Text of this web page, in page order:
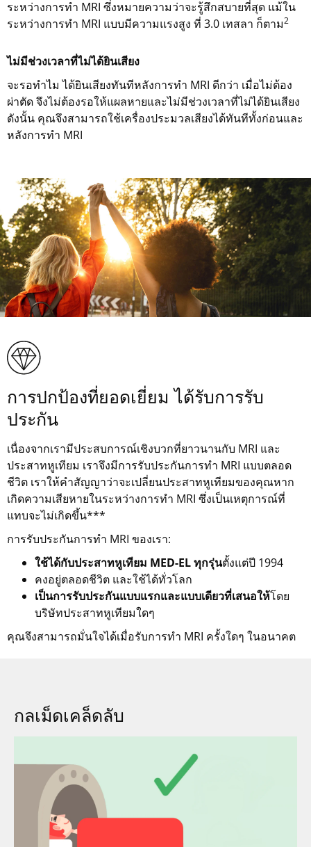
ระหว่างการทำ MRI ซึ่งหมายความว่าจะรู้สึกสบายที่สุด แม้ใน
ระหว่างการทำ MRI แบบมีความแรงสูง ที่ 3.0 เทสลา ก็ตาม2
ไม่มีช่วงเวลาที่ไม่ได้ยินเสียง
จะรอทำไม ได้ยินเสียงทันทีหลังการทำ MRI ดีกว่า เมื่อไม่ต้อง
ผ่าตัด จึงไม่ต้องรอให้แผลหายและไม่มีช่วงเวลาที่ไม่ได้ยินเสียง
ดังนั้น คุณจึงสามารถใช้เครื่องประมวลเสียงได้ทันทีทั้งก่อนและ
หลังการทำ MRI
การปกป้องที่ยอดเยี่ยม ได้รับการรับ
ประกัน
เนื่องจากเรามีประสบการณ์เชิงบวกที่ยาวนานกับ MRI และ
ประสาทหูเทียม เราจึงมีการรับประกันการทำ MRI แบบตลอด
ชีวิต เราให้คำสัญญาว่าจะเปลี่ยนประสาทหูเทียมของคุณหาก
เกิดความเสียหายในระหว่างการทำ MRI ซึ่งเป็นเหตุการณ์ที่
แทบจะไม่เกิดขึ้น***
การรับประกันการทำ MRI ของเรา:
ใช้ได้กับประสาทหูเทียม MED-EL ทุกรุ่นตั้งแต่ปี 1994
คงอยู่ตลอดชีวิต และใช้ได้ทั่วโลก
เป็นการรับประกันแบบแรกและแบบเดียวที่เสนอให้โดย
บริษัทประสาทหูเทียมใดๆ
คุณจึงสามารถมั่นใจได้เมื่อรับการทำ MRI ครั้งใดๆ ในอนาคต
กลเม็ดเคล็ดลับ